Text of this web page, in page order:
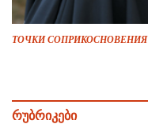
ТОЧКИ СОПРИКОСНОВЕНИЯ
რუბრიკები